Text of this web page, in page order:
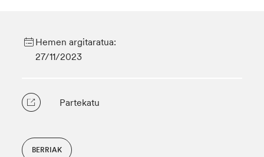
Hemen argitaratua:
27/11/2023
Partekatu
BERRIAK